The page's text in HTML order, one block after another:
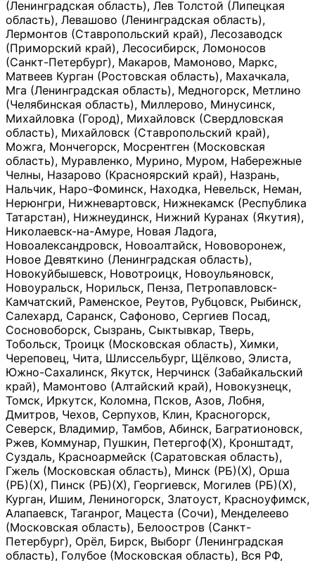
(Ленинградская область), Лев Толстой (Липецкая
область), Левашово (Ленинградская область),
Лермонтов (Ставропольский край), Лесозаводск
(Приморский край), Лесосибирск, Ломоносов
(Санкт-Петербург), Макаров, Мамоново, Маркс,
Матвеев Курган (Ростовская область), Махачкала,
Мга (Ленинградская область), Медногорск, Метлино
(Челябинская область), Миллерово, Минусинск,
Михайловка (Город), Михайловск (Свердловская
область), Михайловск (Ставропольский край),
Можга, Мончегорск, Мосрентген (Московская
область), Муравленко, Мурино, Муром, Набережные
Челны, Назарово (Красноярский край), Назрань,
Нальчик, Наро-Фоминск, Находка, Невельск, Неман,
Нерюнгри, Нижневартовск, Нижнекамск (Республика
Татарстан), Нижнеудинск, Нижний Куранах (Якутия),
Николаевск-на-Амуре, Новая Ладога,
Новоалександровск, Новоалтайск, Нововоронеж,
Новое Девяткино (Ленинградская область),
Новокуйбышевск, Новотроицк, Новоульяновск,
Новоуральск, Норильск, Пенза, Петропавловск-
Камчатский, Раменское, Реутов, Рубцовск, Рыбинск,
Салехард, Саранск, Сафоново, Сергиев Посад,
Сосновоборск, Сызрань, Сыктывкар, Тверь,
Тобольск, Троицк (Московская область), Химки,
Череповец, Чита, Шлиссельбург, Щёлково, Элиста,
Южно-Сахалинск, Якутск, Нерчинск (Забайкальский
край), Мамонтово (Алтайский край), Новокузнецк,
Томск, Иркутск, Коломна, Псков, Азов, Лобня,
Дмитров, Чехов, Серпухов, Клин, Красногорск,
Северск, Владимир, Тамбов, Абинск, Багратионовск,
Ржев, Коммунар, Пушкин, Петергоф(Х), Кронштадт,
Суздаль, Красноармейск (Саратовская область),
Гжель (Московская область), Минск (РБ)(Х), Орша
(РБ)(Х), Пинск (РБ)(Х), Георгиевск, Могилев (РБ)(Х),
Курган, Ишим, Лениногорск, Златоуст, Красноуфимск,
Алапаевск, Таганрог, Мацеста (Сочи), Менделеево
(Московская область), Белоостров (Санкт-
Петербург), Орёл, Бирск, Выборг (Ленинградская
область), Голубое (Московская область), Вся РФ,